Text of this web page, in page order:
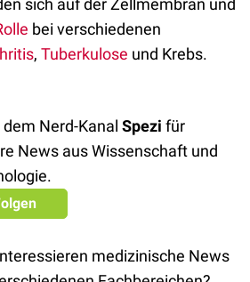
sich auf der Zellmembran und
bei verschiedenen
, Tuberkulose und Krebs.
dem Nerd-Kanal Spezi für
News aus Wissenschaft und
medizinische News